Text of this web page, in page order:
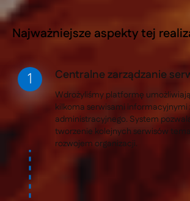
Najważniejsze aspekty tej
Centralne zarządzanie
Wdrożyliśmy platformę
kilkoma serwisami informacyjnymi
administracyjnego. System
tworzenie kolejnych serwisów
rozwojem organizacji.